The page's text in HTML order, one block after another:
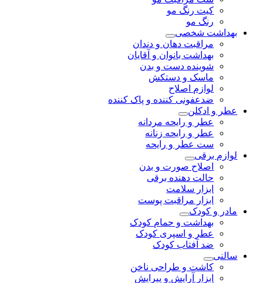
کیت رنگ مو
رنگ مو
بهداشت شخصی
مراقبت دهان و دندان
بهداشت بانوان و آقایان
شوینده دست و بدن
ماسک و دستکش
لوازم اصلاح
ضدعفونی کننده و پاک کننده
عطر و ادکلن
عطر و رایحه مردانه
عطر و رایحه زنانه
ست عطر و رایحه
لوازم برقی
اصلاح صورت و بدن
حالت دهنده برقی
ابزار سلامت
ابزار مراقبت پوست
مادر و کودک
بهداشت و حمام کودک
عطر و اسپری کودک
ضد آفتاب کودک
سالنی
کاشت و طراحی ناخن
ابزار آرایش و پیرایش